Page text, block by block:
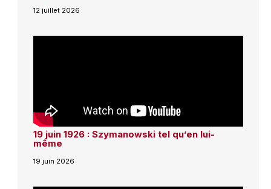
12 juillet 2026
19 juin 1926 : Szymanowski tel qu’en lui-
même
19 juin 2026